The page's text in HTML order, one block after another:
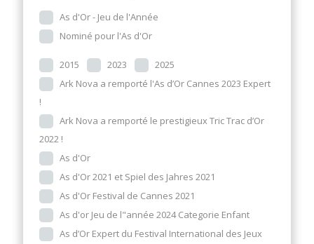
As d'Or - Jeu de l'Année
Nominé pour l'As d'Or
2015 2023
2025
Ark Nova a remporté l'As d’Or Cannes 2023 Expert
!
Ark Nova a remporté le prestigieux Tric Trac d’Or
2022 !
As d'Or
As d'Or 2021 et Spiel des Jahres 2021
As d'Or Festival de Cannes 2021
As d'or Jeu de l"année 2024 Categorie Enfant
As d’Or Expert du Festival International des Jeux